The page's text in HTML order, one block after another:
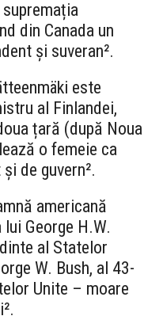
din Canada un
și suveran².
este
al Finlandei,
țară (după Noua
o femeie ca
de guvern².
americană
George H.W.
al Statelor
W. Bush, al 43-
Unite – moare